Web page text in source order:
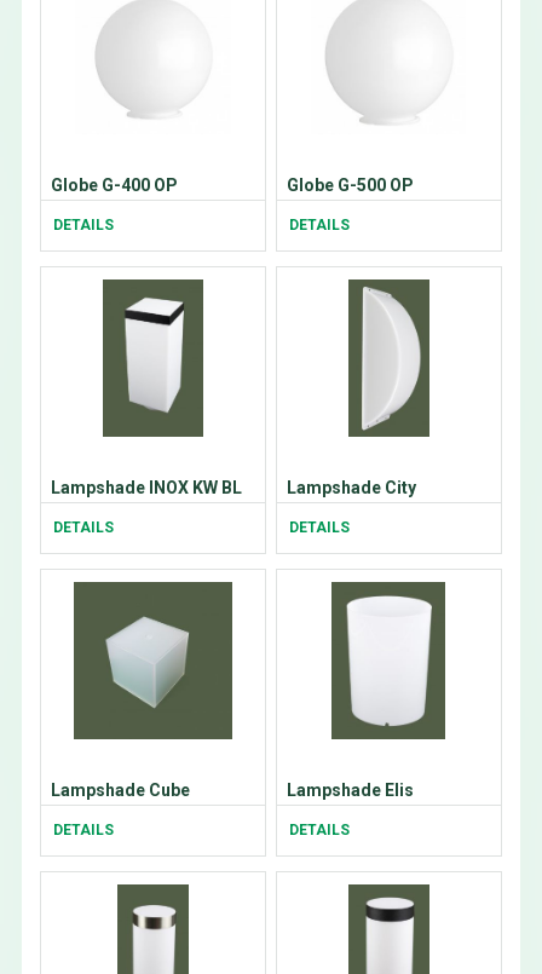
Globe G-400 OP
DETAILS
Globe G-500 OP
DETAILS
Lampshade INOX KW BL
DETAILS
Lampshade City
DETAILS
Lampshade Cube
DETAILS
Lampshade Elis
DETAILS